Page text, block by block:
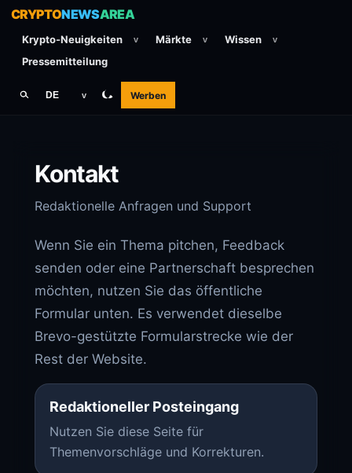
CRYPTONEWSAREA
Krypto-Neuigkeiten v Märkte v Wissen v
Pressemitteilung
DE v Werben
Kontakt
Redaktionelle Anfragen und Support
Wenn Sie ein Thema pitchen, Feedback
senden oder eine Partnerschaft besprechen
möchten, nutzen Sie das öffentliche
Formular unten. Es verwendet dieselbe
Brevo-gestützte Formularstrecke wie der
Rest der Website.
Redaktioneller Posteingang
Nutzen Sie diese Seite für
Themenvorschläge und Korrekturen.